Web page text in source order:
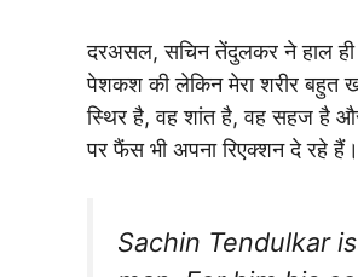
दरअसल, सचिन तेंदुलकर ने हाल ही
पेशकश की लेकिन मेरा शरीर बहुत
स्थिर है, वह शांत है, वह सहज है
पर फैंस भी अपना रिएक्शन दे रहे
Sachin Tendulkar